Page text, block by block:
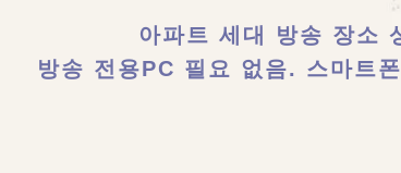
아파트 세대 방송 장소
방송 전용PC 필요 없음. 스마트